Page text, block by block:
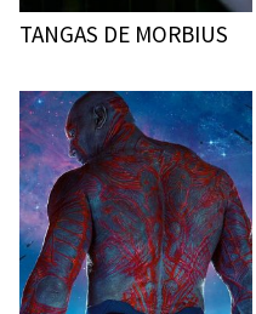
TANGAS DE MORBIUS